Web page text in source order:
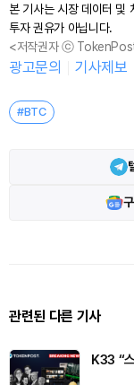
본 기사는 시장 데이터 및
투자 권유가 아닙니다.
<저작권자 ⓒ
광고문의 기사제보
#BTC
관련된 다른 기사
K33 “